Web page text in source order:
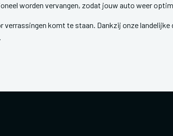
worden vervangen, zodat jouw auto weer
komt te staan. Dankzij onze landelijke